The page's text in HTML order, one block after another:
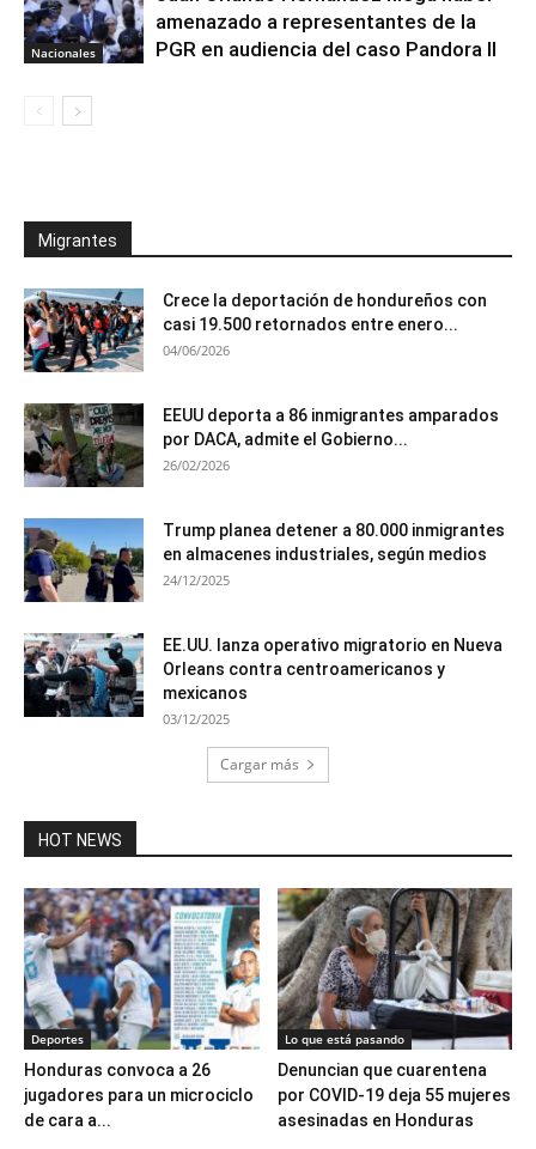
Nacionales
amenazado a representantes de la
PGR en audiencia del caso Pandora II
Migrantes
Crece la deportación de hondureños con
casi 19.500 retornados entre enero...
04/06/2026
EEUU deporta a 86 inmigrantes amparados
por DACA, admite el Gobierno...
26/02/2026
Trump planea detener a 80.000 inmigrantes
en almacenes industriales, según medios
24/12/2025
EE.UU. lanza operativo migratorio en Nueva
Orleans contra centroamericanos y
mexicanos
03/12/2025
Cargar más
HOT NEWS
Deportes
Honduras convoca a 26
jugadores para un microciclo
de cara a...
Lo que está pasando
Denuncian que cuarentena
por COVID-19 deja 55 mujeres
asesinadas en Honduras